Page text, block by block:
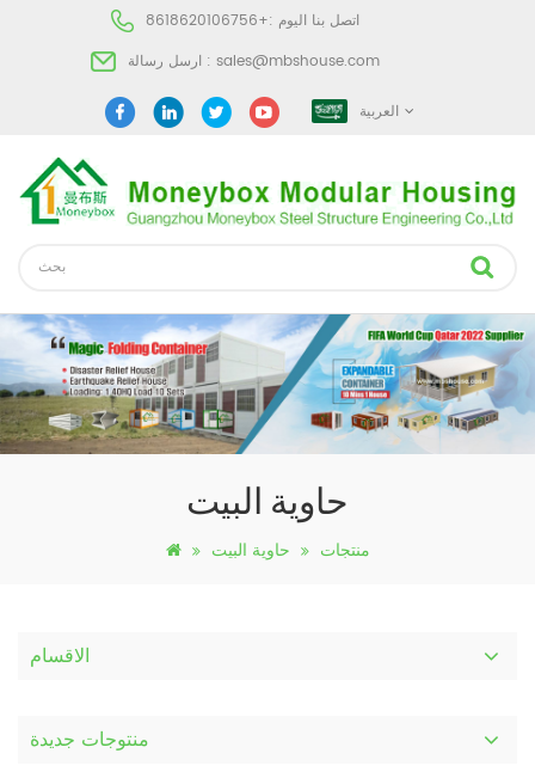
اتصل بنا اليوم :+8618620106756
ارسل رسالة : sales@mbshouse.com
العربية
حاوية البيت
منتجات حاوية البيت
الاقسام
منتوجات جديدة